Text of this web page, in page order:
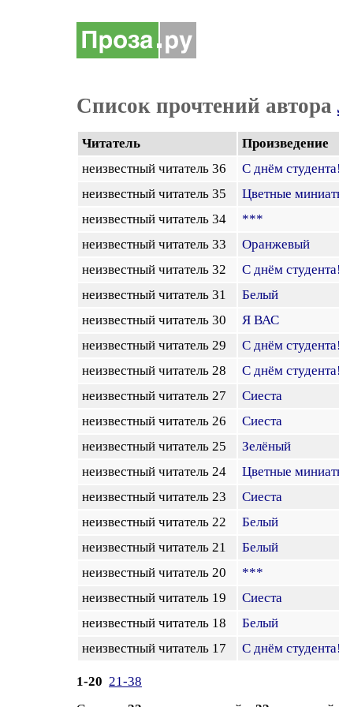
Список прочтений автора
Читатель Произведение
неизвестный читатель 36
С днём
неизвестный читатель 35
Цветные
неизвестный читатель 34
***
неизвестный читатель 33
Оранжевый
неизвестный читатель 32
С днём
неизвестный читатель 31
Белый
неизвестный читатель 30
Я ВАС
неизвестный читатель 29
С днём
неизвестный читатель 28
С днём
неизвестный читатель 27
Сиеста
неизвестный читатель 26
Сиеста
неизвестный читатель 25
Зелёный
неизвестный читатель 24
Цветные
неизвестный читатель 23
Сиеста
неизвестный читатель 22
Белый
неизвестный читатель 21
Белый
неизвестный читатель 20
***
неизвестный читатель 19
Сиеста
неизвестный читатель 18
Белый
неизвестный читатель 17
С днём
1-20 21-38